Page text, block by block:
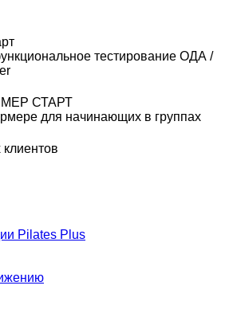
тестирование ОДА /
СТАРТ
для начинающих в группах
Pilates Plus